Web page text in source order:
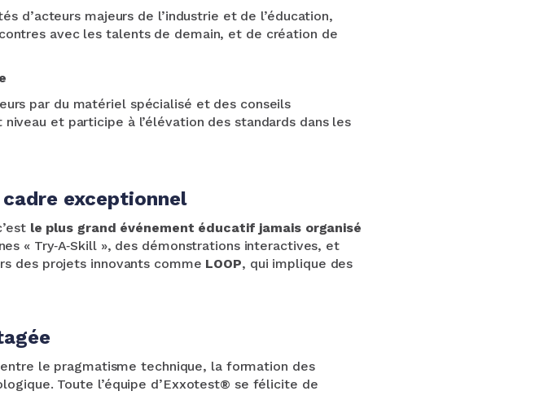
d’acteurs majeurs de l’industrie et de l’éducation,
avec les talents de demain, et de création de
par du matériel spécialisé et des conseils
et participe à l’élévation des standards dans les
exceptionnel
le plus grand événement éducatif jamais organisé
« Try‑A‑Skill », des démonstrations interactives, et
des projets innovants comme LOOP, qui implique des
le pragmatisme technique, la formation des
Toute l’équipe d’Exxotest® se félicite de